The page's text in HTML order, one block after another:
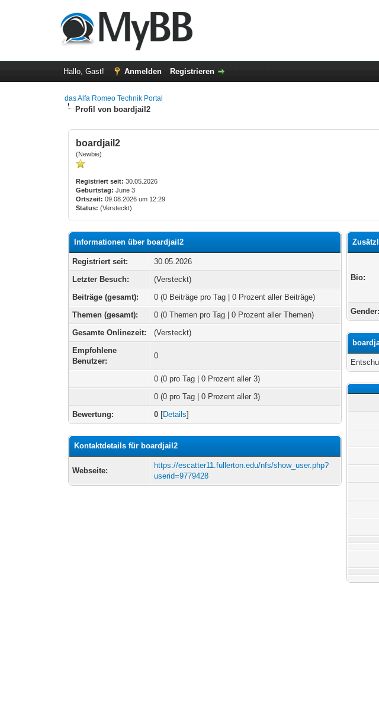
Hallo, Gast! Anmelden Registrieren
das Alfa Romeo Technik Portal
Profil von boardjail2
boardjail2
(Newbie)
Registriert seit: 30.05.2026
Geburtstag: June 3
Ortszeit: 09.08.2026 um 12:29
Status: (Versteckt)
Informationen über boardjail2
Registriert seit:
30.05.2026
Letzter Besuch:
(Versteckt)
Beiträge (gesamt):
0 (0 Beiträge pro Tag | 0 Prozent aller Beiträge)
Themen (gesamt):
0 (0 Themen pro Tag | 0 Prozent aller Themen)
Gesamte Onlinezeit:
(Versteckt)
Empfohlene
Benutzer:
0
0 (0 pro Tag | 0 Prozent aller 3)
0 (0 pro Tag | 0 Prozent aller 3)
Bewertung:
0 [Details]
Kontaktdetails für boardjail2
Webseite:
https://escatter11.fullerton.edu/nfs/show_user.php?
userid=9779428
Bio:
Gender: